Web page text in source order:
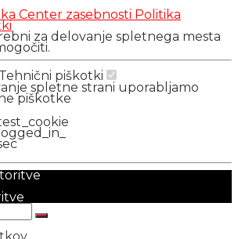
Center zasebnosti Politika
za delovanje spletnega mesta
Tehnični piškotki
spletne strani uporabljamo
piškotke